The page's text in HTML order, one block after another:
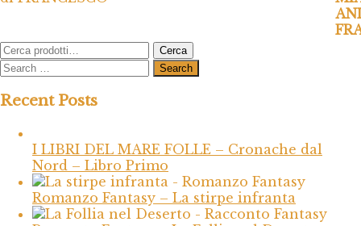
Cerca: Cerca
Recent Posts
I LIBRI DEL MARE FOLLE – Cronache dal
Nord – Libro Primo
Romanzo Fantasy – La stirpe infranta